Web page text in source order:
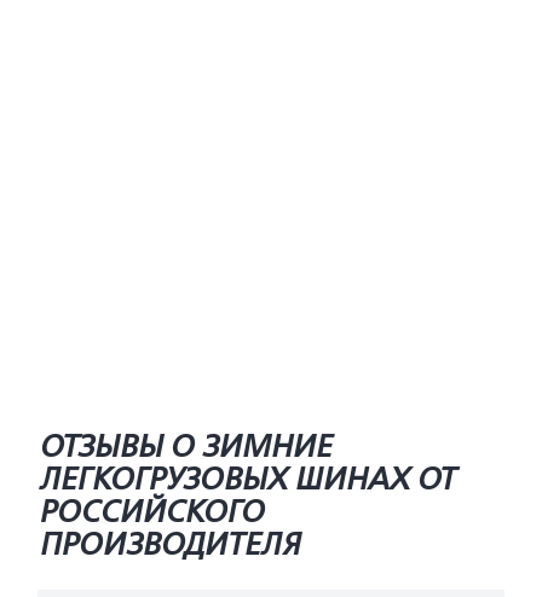
ОТЗЫВЫ О ЗИМНИЕ
ЛЕГКОГРУЗОВЫХ ШИНАХ ОТ
РОССИЙСКОГО
ПРОИЗВОДИТЕЛЯ